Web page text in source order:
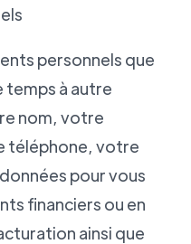
personnels que
temps à autre
nom, votre
téléphone, votre
pour vous
financiers ou en
ainsi que